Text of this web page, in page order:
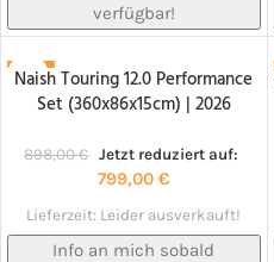
verfügbar!
-11%
NACHBESTELLT!
Naish Touring 12.0 Performance
Set (360x86x15cm) | 2026
898,00€ Jetzt reduziert auf:
799,00€
Lieferzeit: Leider ausverkauft!
Info an mich sobald